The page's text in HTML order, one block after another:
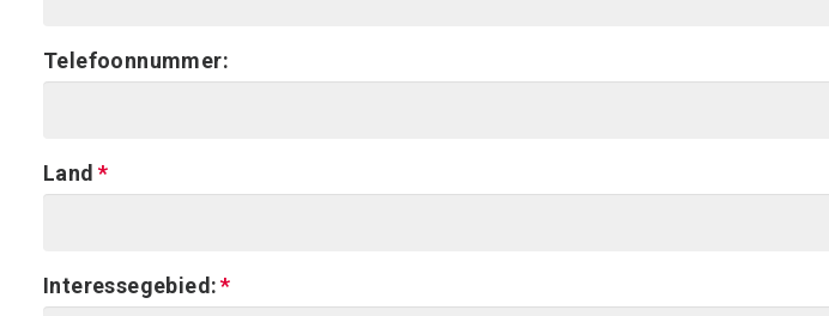
Telefoonnummer:
Land
Interessegebied: